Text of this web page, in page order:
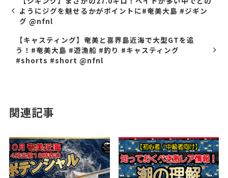
ようにジグを魅せるかがポイントに#奄美大島 #ジギン
グ @nfnl
【キャスティング】奄美と喜界島近海で大型GTを追
う！#奄美大島 #遊漁船 #釣り #キャスティング
#shorts #short @nfnl
関連記事